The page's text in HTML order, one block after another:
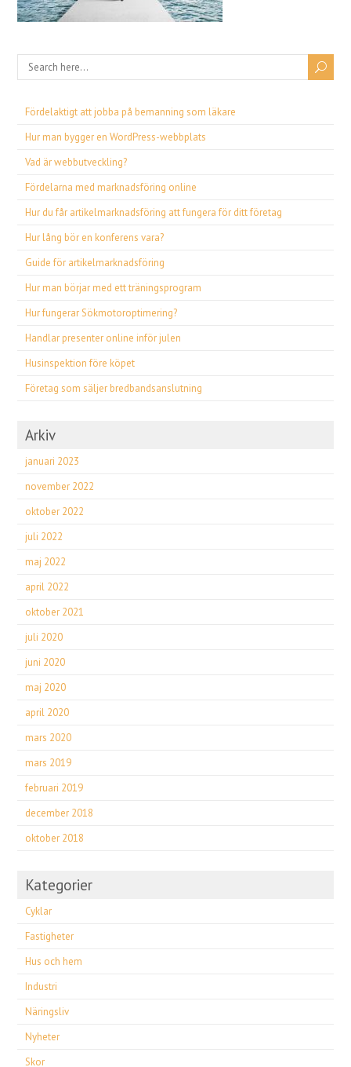
Fördelaktigt att jobba på bemanning som läkare
Hur man bygger en WordPress-webbplats
Vad är webbutveckling?
Fördelarna med marknadsföring online
Hur du får artikelmarknadsföring att fungera för ditt företag
Hur lång bör en konferens vara?
Guide för artikelmarknadsföring
Hur man börjar med ett träningsprogram
Hur fungerar Sökmotoroptimering?
Handlar presenter online inför julen
Husinspektion före köpet
Företag som säljer bredbandsanslutning
Arkiv
januari 2023
november 2022
oktober 2022
juli 2022
maj 2022
april 2022
oktober 2021
juli 2020
juni 2020
maj 2020
april 2020
mars 2020
mars 2019
februari 2019
december 2018
oktober 2018
Kategorier
Cyklar
Fastigheter
Hus och hem
Industri
Näringsliv
Nyheter
Skor